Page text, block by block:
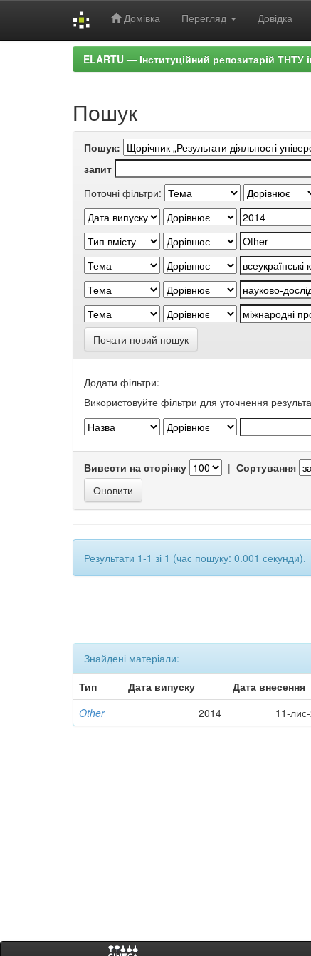
Домівка Перегляд Довідка
ELARTU — Інституційний репозитарій ТНТУ
Пошук
Пошук:
запит
Поточні фільтри:
Почати новий пошук
Додати фільтри:
Використовуйте фільтри для уточнення
Вивести на сторінку | Сортування
Результати 1-1 зі 1 (час пошуку: 0.001 секунди).
Знайдені матеріали:
Тип
Дата випуску Дата внесення
Other
2014 11-